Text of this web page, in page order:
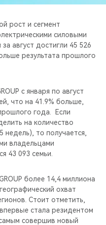
рост и сегмент
силовыми
август достигли 45 526
результата прошлого
с января по август
что на 41.9% больше,
года. Если
на количество
то получается,
владельцами
43 093 семьи.
более 14,4 миллиона
охват
Стоит отметить,
впервые стала резидентом
совершив новый